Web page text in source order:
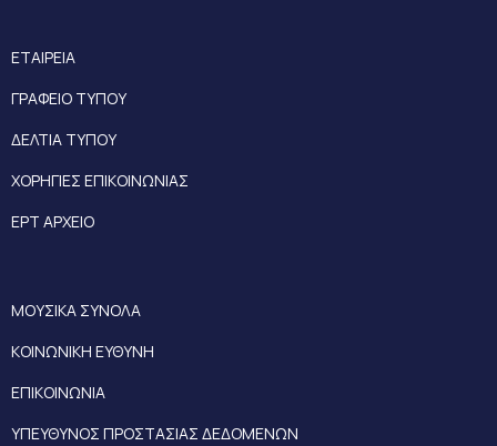
ΕΤΑΙΡΕΙΑ
ΓΡΑΦΕΙΟ ΤΥΠΟΥ
ΔΕΛΤΙΑ ΤΥΠΟΥ
ΧΟΡΗΓΙΕΣ ΕΠΙΚΟΙΝΩΝΙΑΣ
ΕΡΤ ΑΡΧΕΙΟ
ΜΟΥΣΙΚΑ ΣΥΝΟΛΑ
ΚΟΙΝΩΝΙΚΗ ΕΥΘΥΝΗ
ΕΠΙΚΟΙΝΩΝΙΑ
ΥΠΕΥΘΥΝΟΣ ΠΡΟΣΤΑΣΙΑΣ ΔΕΔΟΜΕΝΩΝ